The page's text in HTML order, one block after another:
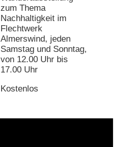
zum Thema
Nachhaltigkeit im
Flechtwerk
Almerswind, jeden
Samstag und Sonntag,
von 12.00 Uhr bis
17.00 Uhr
Kostenlos